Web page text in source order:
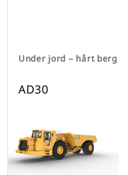
Under jord – hårt berg
AD30